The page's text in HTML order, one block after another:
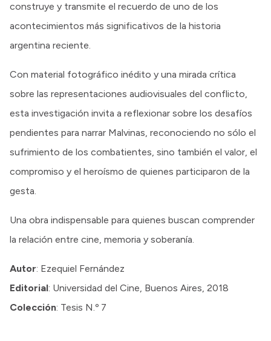
construye y transmite el recuerdo de uno de los
acontecimientos más significativos de la historia
argentina reciente.
Con material fotográfico inédito y una mirada crítica
sobre las representaciones audiovisuales del conflicto,
esta investigación invita a reflexionar sobre los desafíos
pendientes para narrar Malvinas, reconociendo no sólo el
sufrimiento de los combatientes, sino también el valor, el
compromiso y el heroísmo de quienes participaron de la
gesta.
Una obra indispensable para quienes buscan comprender
la relación entre cine, memoria y soberanía.
Autor: Ezequiel Fernández
Editorial: Universidad del Cine, Buenos Aires, 2018
Colección: Tesis N.º 7